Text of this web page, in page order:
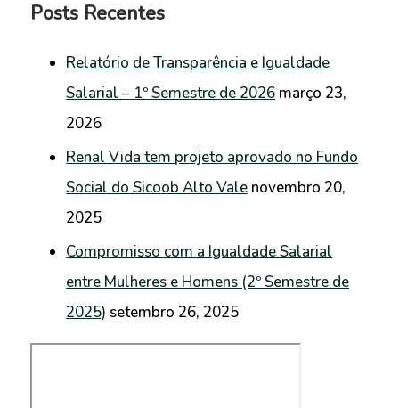
Posts Recentes
Relatório de Transparência e Igualdade
Salarial – 1º Semestre de 2026 março 23,
2026
Renal Vida tem projeto aprovado no Fundo
Social do Sicoob Alto Vale novembro 20,
2025
Compromisso com a Igualdade Salarial
entre Mulheres e Homens (2º Semestre de
2025) setembro 26, 2025